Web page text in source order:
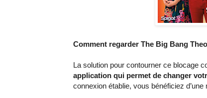
Comment regarder The Big Bang
La solution pour contourner ce blocage
application qui permet de changer
connexion établie, vous bénéficiez d’une